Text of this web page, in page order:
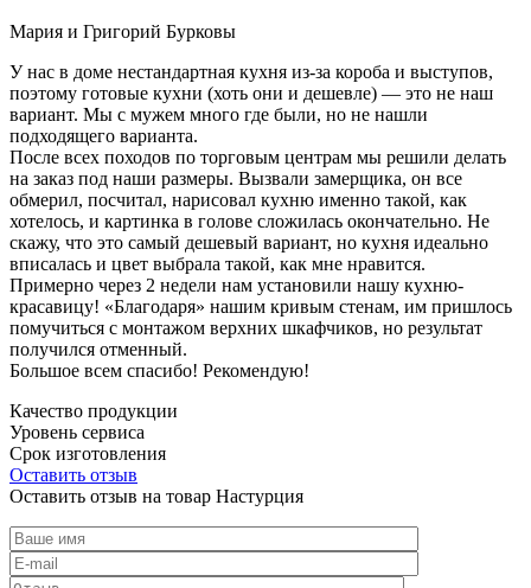
Мария и Григорий Бурковы
У нас в доме нестандартная кухня из-за короба и выступов,
поэтому готовые кухни (хоть они и дешевле) — это не наш
вариант. Мы с мужем много где были, но не нашли
подходящего варианта.
После всех походов по торговым центрам мы решили делать
на заказ под наши размеры. Вызвали замерщика, он все
обмерил, посчитал, нарисовал кухню именно такой, как
хотелось, и картинка в голове сложилась окончательно. Не
скажу, что это самый дешевый вариант, но кухня идеально
вписалась и цвет выбрала такой, как мне нравится.
Примерно через 2 недели нам установили нашу кухню-
красавицу! «Благодаря» нашим кривым стенам, им пришлось
помучиться с монтажом верхних шкафчиков, но результат
получился отменный.
Большое всем спасибо! Рекомендую!
Качество продукции
Уровень сервиса
Срок изготовления
Оставить отзыв
Оставить отзыв на товар Настурция